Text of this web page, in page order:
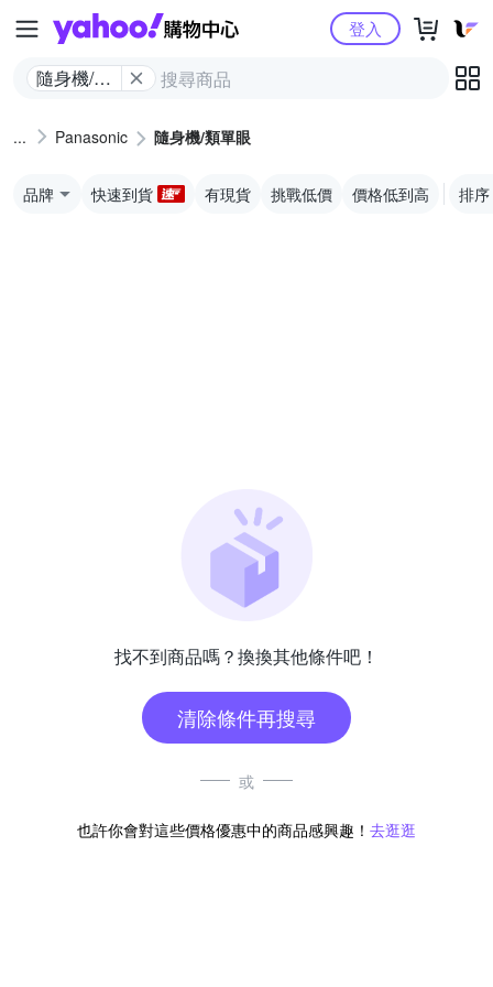
Yahoo購物中心
隨身機/類
登入
Panasonic 隨身機/類單眼
品牌 快速到貨 有現貨 挑戰低價 價格低到高 排序
找不到商品嗎？換換其他條件吧！
清除條件再搜尋
或
也許你會對這些價格優惠中的商品感興趣！ 去逛逛